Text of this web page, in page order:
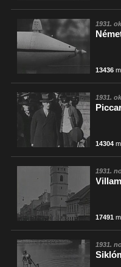
1931.
13436
1931.
14304
1931.
17491
1931.